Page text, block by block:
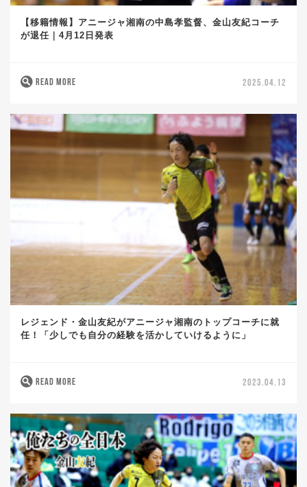
【移籍情報】アニージャ湘南の中島孝監督、金山友紀コーチ
が退任｜4月12日発表
READ MORE 2025.04.12
レジェンド・金山友紀がアニージャ湘南のトップコーチに就
任！「少しでも自分の経験を活かしていけるように」
READ MORE 2023.04.13